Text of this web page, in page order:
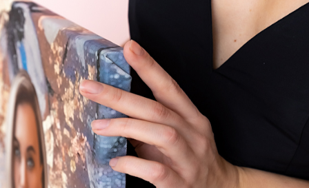
Ваш город:
Ваш регион доставки
Выберите из списка: